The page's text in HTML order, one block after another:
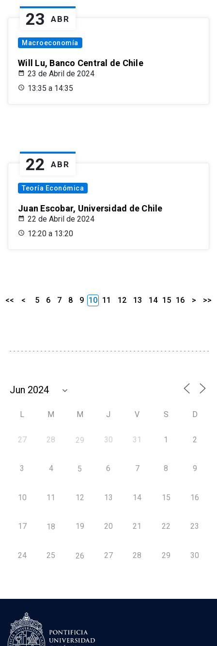
23 ABR
Macroeconomía
Will Lu, Banco Central de Chile
23 de Abril de 2024
13:35 a 14:35
22 ABR
Teoría Económica
Juan Escobar, Universidad de Chile
22 de Abril de 2024
12:20 a 13:20
<< < 5 6 7 8 9 10 11 12 13 14 15 16 > >>
L M M J V S D
27 28 29 30 31 1 2
3 4 5 6 7 8 9
10 11 12 13 14 15 16
17 18 19 20 21 22 23
24 25 26 27 28 29 30